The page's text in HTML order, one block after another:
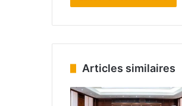
Articles similaires